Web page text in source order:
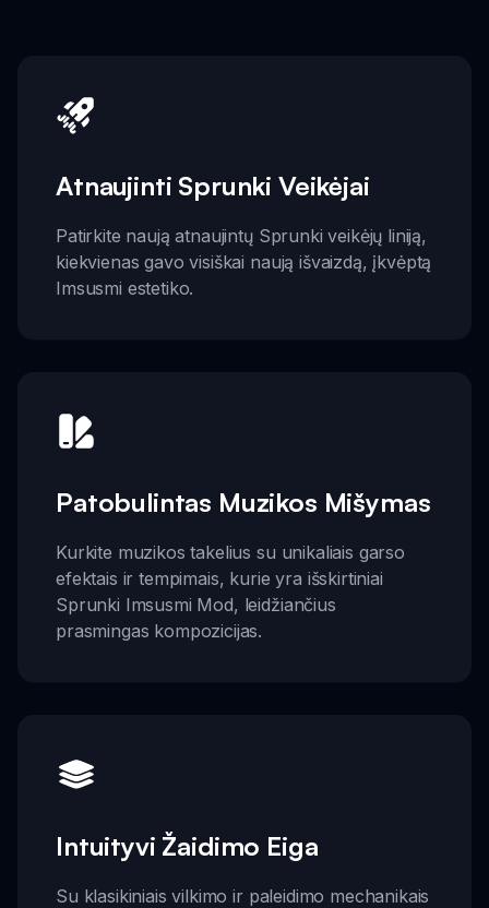
Atnaujinti Sprunki Veikėjai
Patirkite naują atnaujintų Sprunki veikėjų liniją,
kiekvienas gavo visiškai naują išvaizdą, įkvėptą
Imsusmi estetiko.
Patobulintas Muzikos Mišymas
Kurkite muzikos takelius su unikaliais garso
efektais ir tempimais, kurie yra išskirtiniai
Sprunki Imsusmi Mod, leidžiančius
prasmingas kompozicijas.
Intuityvi Žaidimo Eiga
Su klasikiniais vilkimo ir paleidimo mechanikais